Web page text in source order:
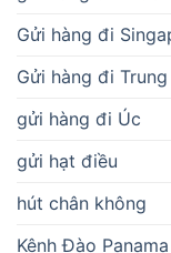
Gửi hàng đi
Gửi hàng đi
gửi hàng đi Úc
gửi hạt điều
hút chân không
Kênh Đào